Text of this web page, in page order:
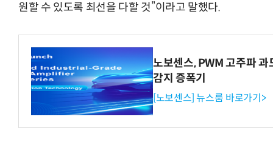
원할 수 있도록 최선을 다할 것”이라고 말했다.
노보센스, PWM 고주파
감지 증폭기
[노보센스] 뉴스룸 바로가기>